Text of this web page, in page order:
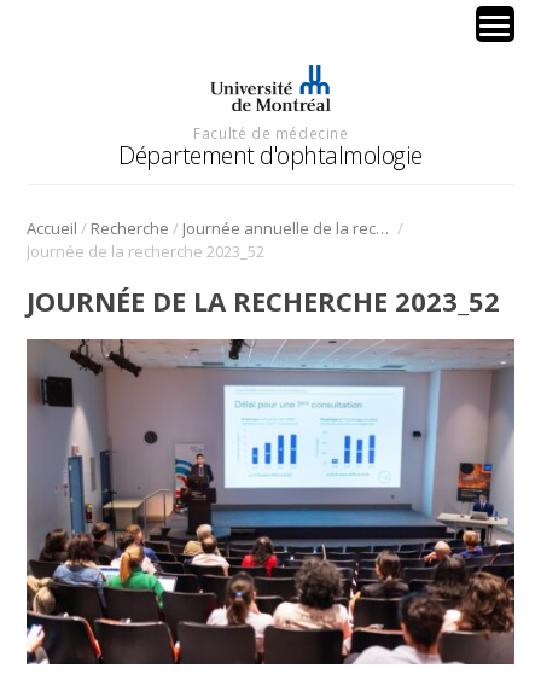
Faculté de médecine
Département d'ophtalmologie
Accueil / Recherche / Journée annuelle de la recherche en ophtalmologie de l’Université de Montréal /
Journée de la recherche 2023_52
JOURNÉE DE LA RECHERCHE 2023_52